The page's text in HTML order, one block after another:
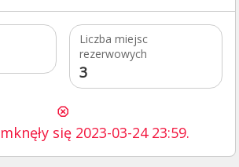
Liczba miejsc
rezerwowych
3
się 2023-03-24 23:59.